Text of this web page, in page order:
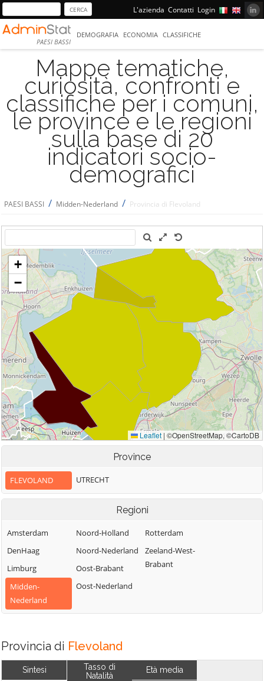
L'azienda Contatti Login
PAESI BASSI
DEMOGRAFIA ECONOMIA CLASSIFICHE
Mappe tematiche,
curiosità, confronti e
classifiche per i comuni,
le province e le regioni
sulla base di 20
indicatori socio-
demografici
PAESI BASSI / Midden-Nederland / Provincia di Flevoland
Province
FLEVOLAND UTRECHT
Regioni
Amsterdam
DenHaag
Limburg
Midden-
Nederland
Noord-Holland
Noord-Nederland
Oost-Brabant
Oost-Nederland
Rotterdam
Zeeland-West-
Brabant
Provincia di Flevoland
Sintesi
Tasso di
Natalità
Età media